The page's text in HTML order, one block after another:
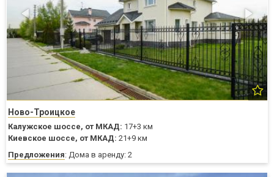
Ново-Троицкое
Калужское шоссе, от МКАД: 17+3 км
Киевское шоссе, от МКАД: 21+9 км
Предложения: Дома в аренду: 2